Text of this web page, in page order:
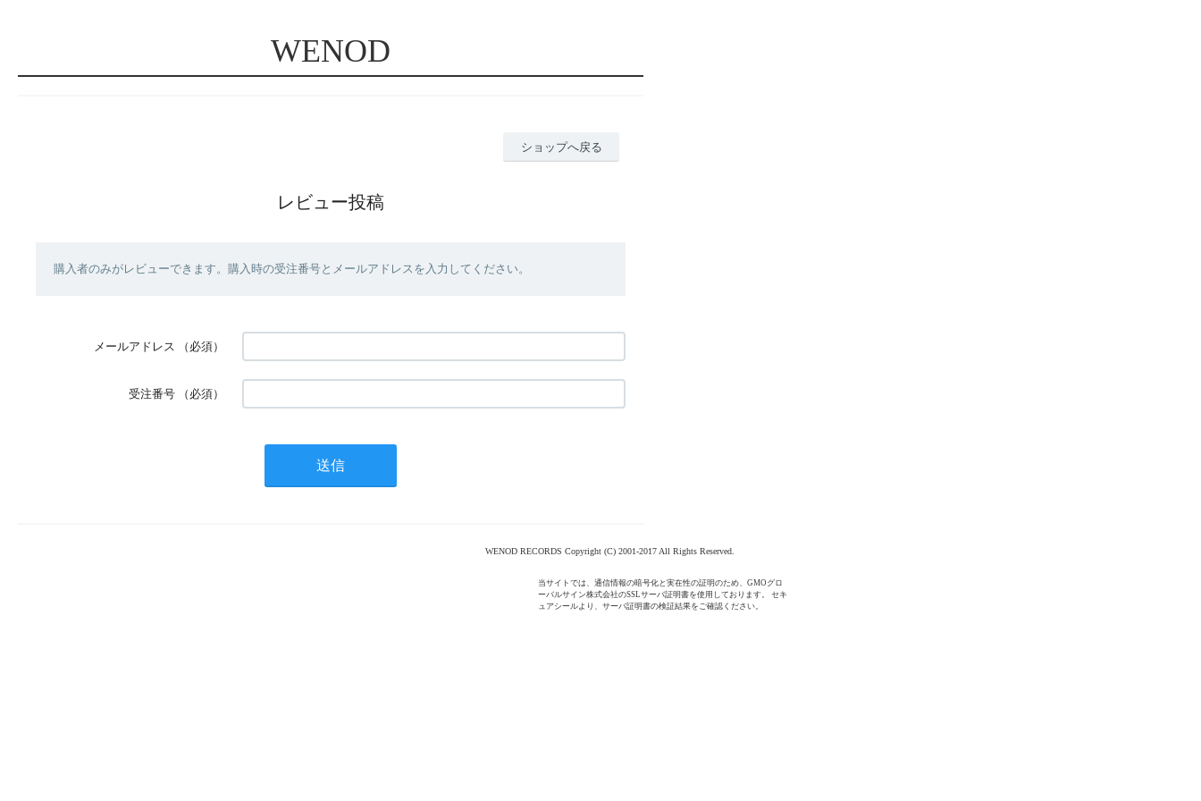
WENOD
ショップへ戻る
レビュー投稿
購入者のみがレビューできます。購入時の受注番号とメールアドレスを入力してください。
メールアドレス （必須）
受注番号 （必須）
WENOD RECORDS Copyright (C) 2001-2017 All Rights Reserved.
当サイトでは、通信情報の暗号化と実在性の証明のため、GMOグロ
ーバルサイン株式会社のSSLサーバ証明書を使用しております。 セキ
ュアシールより、サーバ証明書の検証結果をご確認ください。